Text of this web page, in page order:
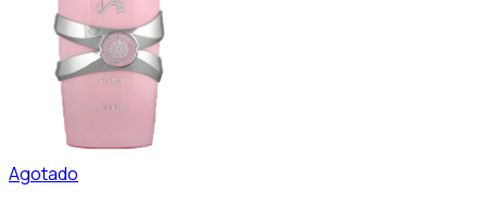
Agotado